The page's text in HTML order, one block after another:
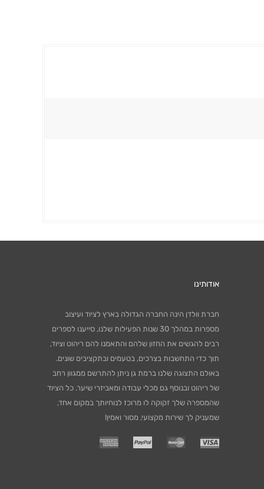
אודותינו
חברת וולדן הינה החברה הגדולה בארץ לציוד ועיצוב
מספרות במהלך 30 שנות הפעילות שלנו, סייענו לספרים
רבים להגשים את החזון שלהם והתאמנו להם ריהוט וציוד,
תוך כדי התחשבות בצרכים, בטעמים ובתקציבים שונים.
באולם התצוגה שלנו ברמת גן ניתן להתרשם ממגוון רחב
של ריהוט ובנוסף גם מכלי עבודה ומאביזרי שיער. כל הציוד
שהמספרה שלך זקוקה לו מרוכז לנוחיותך במקום אחד,
שמעניק לך שירות מקצועי, מסור ואמין!